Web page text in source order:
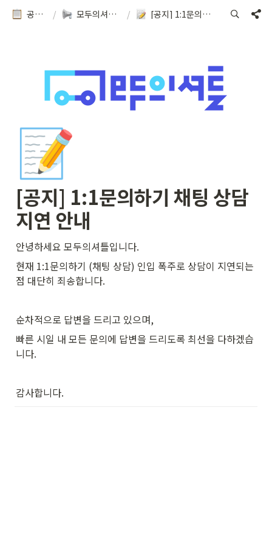
공지&이용방법 / 모두의셔틀 소식을 확인해보세요! / [공지] 1:1문의하기 채팅 상담 지연 안내
📝
[공지] 1:1문의하기 채팅 상담
지연 안내
안녕하세요 모두의셔틀입니다.
현재 1:1문의하기 (채팅 상담) 인입 폭주로 상담이 지연되는
점 대단히 죄송합니다.
순차적으로 답변을 드리고 있으며,
빠른 시일 내 모든 문의에 답변을 드리도록 최선을 다하겠습
니다.
감사합니다.